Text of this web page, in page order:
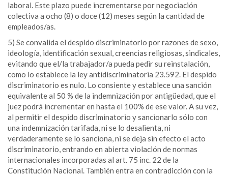
laboral. Este plazo puede incrementarse por negociación
colectiva a ocho (8) o doce (12) meses según la cantidad de
empleados/as.
5) Se convalida el despido discriminatorio por razones de sexo,
ideología, identificación sexual, creencias religiosas, sindicales,
evitando que el/la trabajador/a pueda pedir su reinstalación,
como lo establece la ley antidiscriminatoria 23.592. El despido
discriminatorio es nulo. Lo consiente y establece una sanción
equivalente al 50 % de la indemnización por antigüedad, que el
juez podrá incrementar en hasta el 100% de ese valor. A su vez,
al permitir el despido discriminatorio y sancionarlo sólo con
una indemnización tarifada, ni se lo desalienta, ni
verdaderamente se lo sanciona, ni se deja sin efecto el acto
discriminatorio, entrando en abierta violación de normas
internacionales incorporadas al art. 75 inc. 22 de la
Constitución Nacional. También entra en contradicción con la